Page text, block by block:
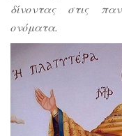
δίνοντας στις
ονόματα.